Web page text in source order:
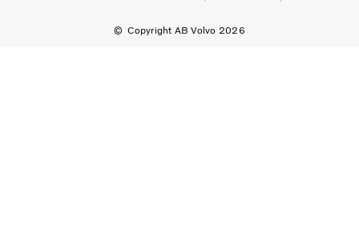
Copyright AB Volvo 2026